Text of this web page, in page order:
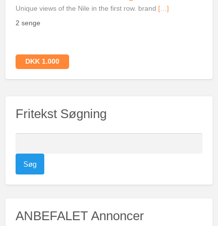
Unique views of the Nile in the first row. brand […]
2 senge
DKK 1.000
Fritekst Søgning
ø
e
e
ANBEFALET Annoncer